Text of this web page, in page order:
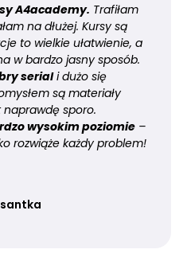
A4academy. Trafiłam
na dłużej. Kursy są
to wielkie ułatwienie, a
w bardzo jasny sposób.
seriali dużo się
są materiały
sporo.
wysokim poziomie –
rozwiąże każdy problem!